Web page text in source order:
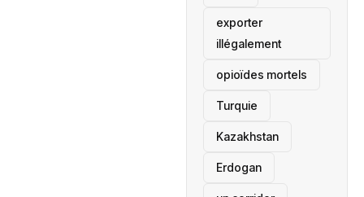
exporter
illégalement
opioïdes mortels
‎Turquie
Kazakhstan
Erdogan